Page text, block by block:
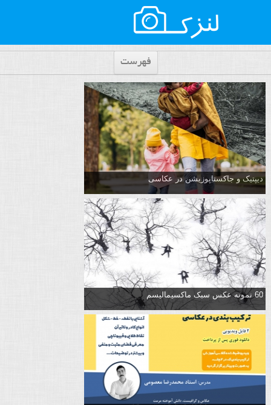
فهرست
دیپتیک و جاکستا‌پوزیشن در عکاسی
60 نمونه عکس سبک ماکسیمالیسم